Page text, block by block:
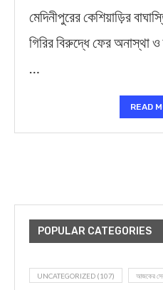
মেদিনীপুরের কেশিয়াড়ির
গিরির বিরুদ্ধে ফের অনাস্থা
…
READ
POPULAR CATEGORIES
UNCATEGORIZED (107) আজকের